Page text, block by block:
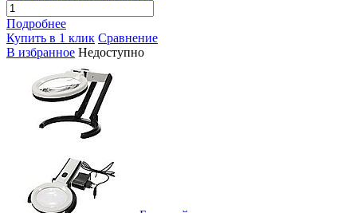
Подробнее
Купить в 1 клик Сравнение
В избранное Недоступно